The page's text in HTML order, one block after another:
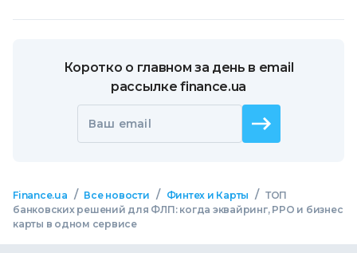
Коротко о главном за день в email
рассылке finance.ua
Ваш email
Finance.ua / Все новости / Финтех и Карты / ТОП
банковских решений для ФЛП: когда эквайринг, РРО и бизнес
карты в одном сервисе